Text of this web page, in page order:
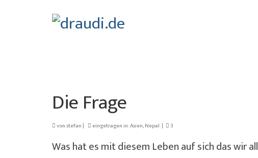
Die Frage
vonstefan | eingetragen in:Asien,Nepal | 3
Was hat es mit diesem Leben auf sich das wir